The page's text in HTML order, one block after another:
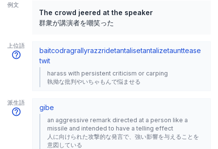
例文
The crowd jeered at the speaker
群衆が講演者を嘲笑った
上位語
baitcodragrallyrazzridetantalisetantalizetaunttease
twit
harass with persistent criticism or carping
執拗な批判やいちゃもんで悩ませる
派生語
gibe
an aggressive remark directed at a person like a
missile and intended to have a telling effect
人に向けられた攻撃的な発言で、強い影響を与えることを
意図している